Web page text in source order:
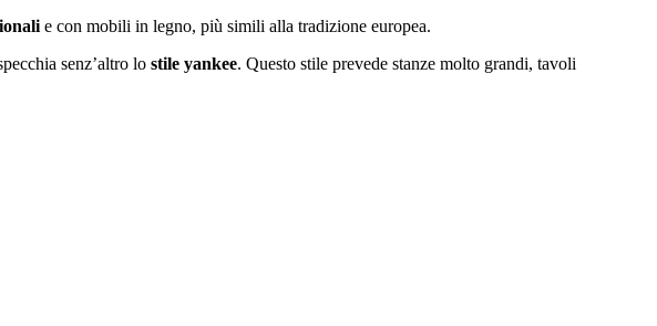
e con mobili in legno, più simili alla tradizione europea.
senz’altro lo stile yankee. Questo stile prevede stanze molto grandi, tavoli